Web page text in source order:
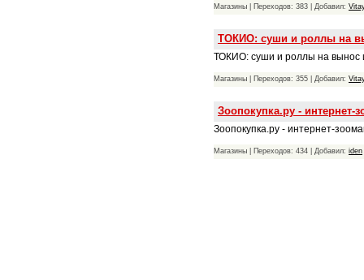
Магазины | Переходов: 383 | Добавил:
ТОКИО: суши и роллы на
ТОКИО: суши и роллы на вынос
Магазины | Переходов: 355 | Добавил:
Зоопокупка.ру - интернет-
Зоопокупка.ру - интернет-
Магазины | Переходов: 434 | Добавил: iden